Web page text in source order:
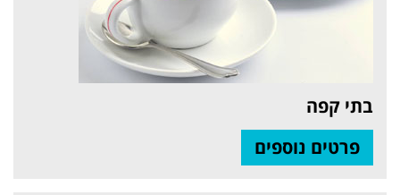
בתי קפה
פרטים נוספים